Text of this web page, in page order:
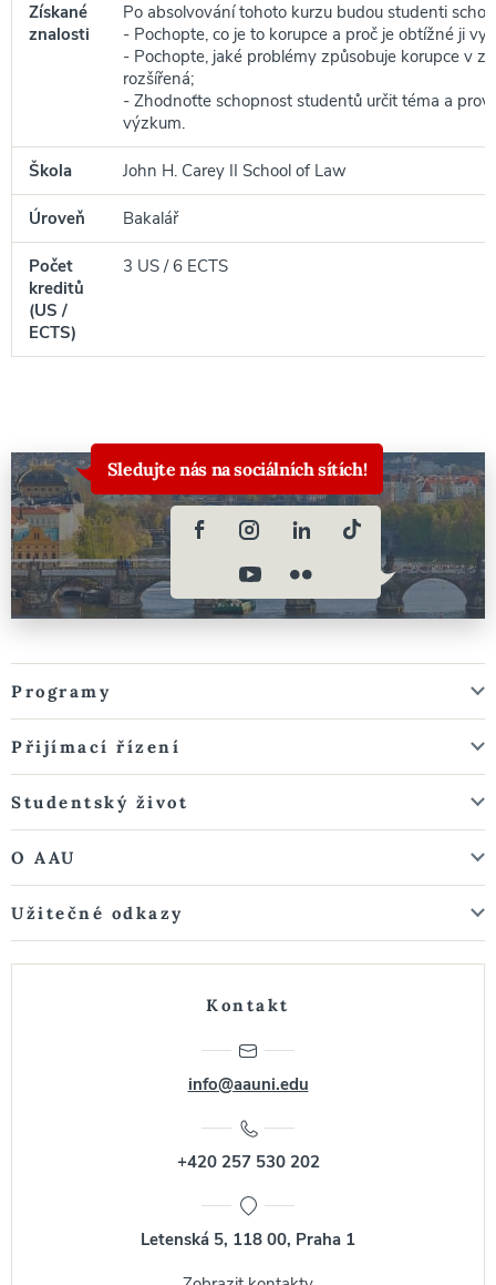
Získané
znalosti
Po absolvování tohoto kurzu budou studenti
- Pochopte, co je to korupce a proč je obtížné ji
- Pochopte, jaké problémy způsobuje korupce v
rozšířená;
- Zhodnoťte schopnost studentů určit téma a
výzkum.
Škola John H. Carey II School of Law
Úroveň Bakalář
Počet
kreditů
(US /
ECTS)
3 US / 6 ECTS
Sledujte nás na sociálních sítích!
Programy
Přijímací řízení
Studentský život
O AAU
Užitečné odkazy
Kontakt
info@aauni.edu
+420 257 530 202
Letenská 5, 118 00, Praha 1